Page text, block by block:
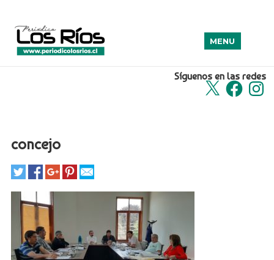
Síguenos en las redes
X Facebook
MENU
concejo